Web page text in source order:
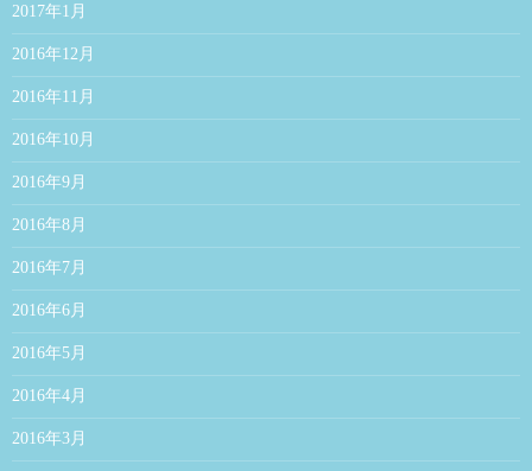
2017年1月
2016年12月
2016年11月
2016年10月
2016年9月
2016年8月
2016年7月
2016年6月
2016年5月
2016年4月
2016年3月